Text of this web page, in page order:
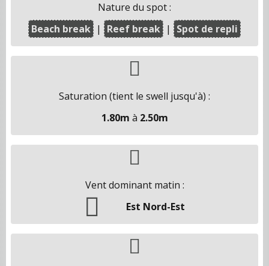
Nature du spot :
Beach break
Reef break Spot de repli
Saturation (tient le swell jusqu'à) :
1.80m à 2.50m
Vent dominant matin :
Est Nord-Est